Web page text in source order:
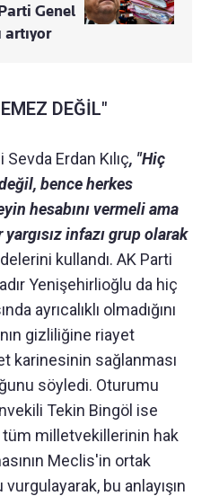
Genel
artıyor
DEĞİL"
Erdan Kılıç, "Hiç
bence herkes
hesabını vermeli ama
infazı grup olarak
kullandı. AK Parti
Yenişehirlioğlu da hiç
ayrıcalıklı olmadığını
gizliliğine riayet
karinesinin sağlanması
söyledi. Oturumu
Tekin Bingöl ise
milletvekillerinin hak
Meclis'in ortak
bu anlayışın